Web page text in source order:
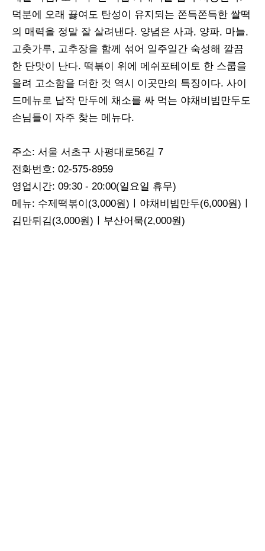
덕분에 오래 끓여도 탄성이 유지되는 쫀득쫀득한 쌀떡
의 매력을 정말 잘 살려낸다. 양념은 사과, 양파, 마늘,
고춧가루, 고추장을 함께 섞어 일주일간 숙성해 깔끔
한 단맛이 난다. 떡볶이 위에 메쉬포테이토 한 스쿱을
올려 고소함을 더한 것 역시 이곳만의 특징이다. 사이
드메뉴로 납작 만두에 채소를 싸 먹는 야채비빔만두도
손님들이 자주 찾는 메뉴다.
주소: 서울 서초구 사평대로56길 7
전화번호: 02-575-8959
영업시간: 09:30 - 20:00(일요일 휴무)
메뉴: 수제떡볶이(3,000원)ㅣ야채비빔만두(6,000원)ㅣ
김만튀김(3,000원)ㅣ부산어묵(2,000원)